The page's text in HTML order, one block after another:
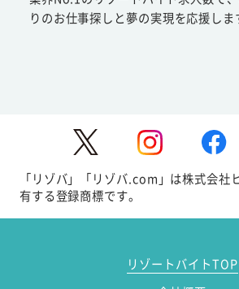
りのお仕事探しと夢の実現を応援しま
「リゾバ」「リゾバ.com」は株式会社
有する登録商標です。
リゾートバイトTOP